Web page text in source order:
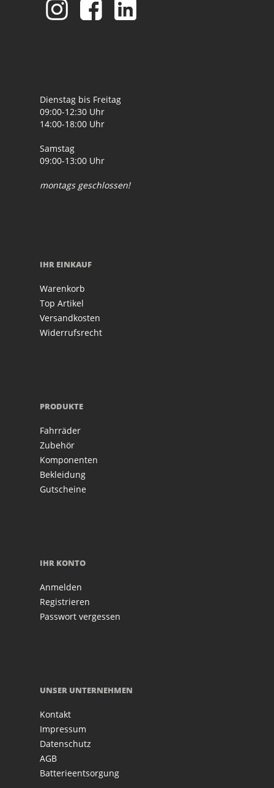
Dienstag bis Freitag
09:00-12:30 Uhr
14:00-18:00 Uhr
Samstag
09:00-13:00 Uhr
montags geschlossen!
IHR EINKAUF
Warenkorb
Top Artikel
Versandkosten
Widerrufsrecht
PRODUKTE
Fahrräder
Zubehör
Komponenten
Bekleidung
Gutscheine
IHR KONTO
Anmelden
Registrieren
Passwort vergessen
UNSER UNTERNEHMEN
Kontakt
Impressum
Datenschutz
AGB
Batterieentsorgung